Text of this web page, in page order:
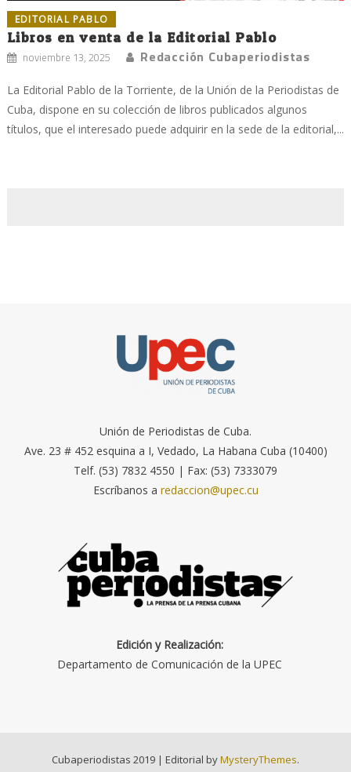
EDITORIAL PABLO
Libros en venta de la Editorial Pablo
noviembre 13, 2025 Redacción Cubaperiodistas
La Editorial Pablo de la Torriente, de la Unión de la Periodistas de
Cuba, dispone en su colección de libros publicados algunos
títulos, que el interesado puede adquirir en la sede de la editorial,...
Unión de Periodistas de Cuba.
Ave. 23 # 452 esquina a I, Vedado, La Habana Cuba (10400)
Telf. (53) 7832 4550 | Fax: (53) 7333079
Escríbanos a redaccion@upec.cu
Edición y Realización:
Departamento de Comunicación de la UPEC
Cubaperiodistas 2019 | Editorial byMysteryThemes.